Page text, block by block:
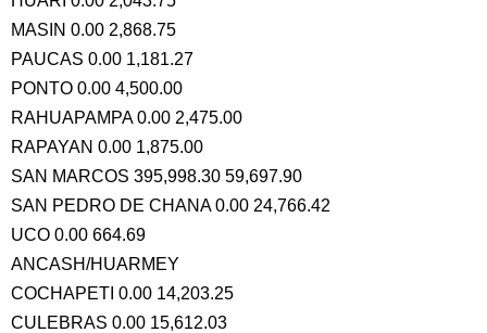
MASIN 0.00 2,868.75
PAUCAS 0.00 1,181.27
PONTO 0.00 4,500.00
RAHUAPAMPA 0.00 2,475.00
RAPAYAN 0.00 1,875.00
SAN MARCOS 395,998.30 59,697.90
SAN PEDRO DE CHANA 0.00 24,766.42
UCO 0.00 664.69
ANCASH/HUARMEY
COCHAPETI 0.00 14,203.25
CULEBRAS 0.00 15,612.03